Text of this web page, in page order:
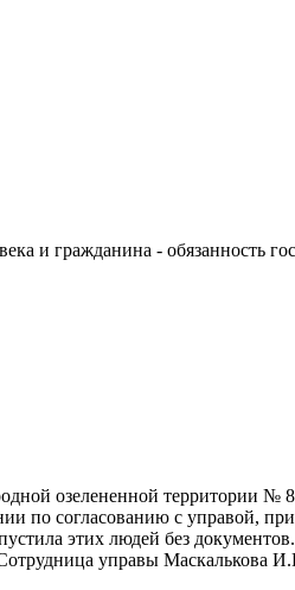
и гражданина - обязанность
озелененной территории №
по согласованию с управой,
этих людей без
управы Маскалькова